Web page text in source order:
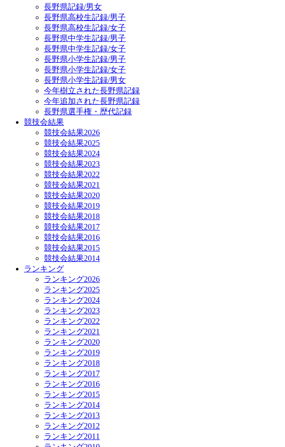
長野県記録/男女
長野県高校生記録/男子
長野県高校生記録/女子
長野県中学生記録/男子
長野県中学生記録/女子
長野県小学生記録/男子
長野県小学生記録/女子
長野県小学生記録/男女
今年樹立された長野県記録
今年追加された長野県記録
長野県選手権・歴代記録
競技会結果
競技会結果2026
競技会結果2025
競技会結果2024
競技会結果2023
競技会結果2022
競技会結果2021
競技会結果2020
競技会結果2019
競技会結果2018
競技会結果2017
競技会結果2016
競技会結果2015
競技会結果2014
ランキング
ランキング2026
ランキング2025
ランキング2024
ランキング2023
ランキング2022
ランキング2021
ランキング2020
ランキング2019
ランキング2018
ランキング2017
ランキング2016
ランキング2015
ランキング2014
ランキング2013
ランキング2012
ランキング2011